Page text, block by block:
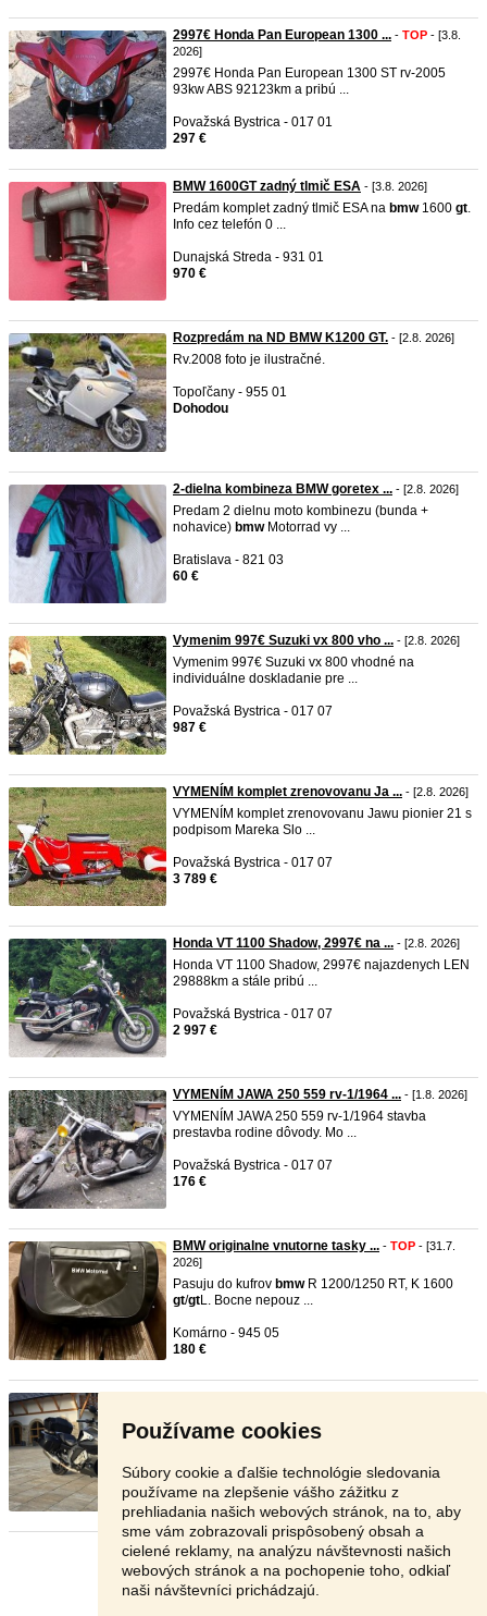
Používame cookies
Súbory cookie a ďalšie technológie sledovania
používame na zlepšenie vášho zážitku z
prehliadania našich webových stránok, na to, aby
sme vám zobrazovali prispôsobený obsah a
cielené reklamy, na analýzu návštevnosti našich
webových stránok a na pochopenie toho, odkiaľ
naši návštevníci prichádzajú.
2997€ Honda Pan European 1300 ... - TOP - [3.8.
2026]
2997€ Honda Pan European 1300 ST rv-2005
93kw ABS 92123km a pribú ...
Považská Bystrica - 017 01
297 €
BMW 1600GT zadný tlmič ESA - [3.8. 2026]
Predám komplet zadný tlmič ESA na bmw1600 gt.
Info cez telefón 0 ...
Dunajská Streda - 931 01
970 €
Rozpredám na ND BMW K1200 GT. - [2.8. 2026]
Rv.2008 foto je ilustračné.
Topoľčany - 955 01
Dohodou
2-dielna kombineza BMW goretex ... - [2.8. 2026]
Predam 2 dielnu moto kombinezu (bunda +
nohavice) bmwMotorrad vy ...
Bratislava - 821 03
60 €
Vymenim 997€ Suzuki vx 800 vho ... - [2.8. 2026]
Vymenim 997€ Suzuki vx 800 vhodné na
individuálne doskladanie pre ...
Považská Bystrica - 017 07
987 €
VYMENÍM komplet zrenovovanu Ja ... - [2.8. 2026]
VYMENÍM komplet zrenovovanu Jawu pionier 21 s
podpisom Mareka Slo ...
Považská Bystrica - 017 07
3 789 €
Honda VT 1100 Shadow, 2997€ na ... - [2.8. 2026]
Honda VT 1100 Shadow, 2997€ najazdenych LEN
29888km a stále pribú ...
Považská Bystrica - 017 07
2 997 €
VYMENÍM JAWA 250 559 rv-1/1964 ... - [1.8. 2026]
VYMENÍM JAWA 250 559 rv-1/1964 stavba
prestavba rodine dôvody. Mo ...
Považská Bystrica - 017 07
176 €
BMW originalne vnutorne tasky ... - TOP - [31.7.
2026]
Pasuju do kufrov bmwR 1200/1250 RT, K 1600
gt/gtL. Bocne nepouz ...
Komárno - 945 05
180 €
Predám k 1600
Najazdené 55000km Black st ...
Levice - 936 01
Stránka: 1 2 3 Ďalšia